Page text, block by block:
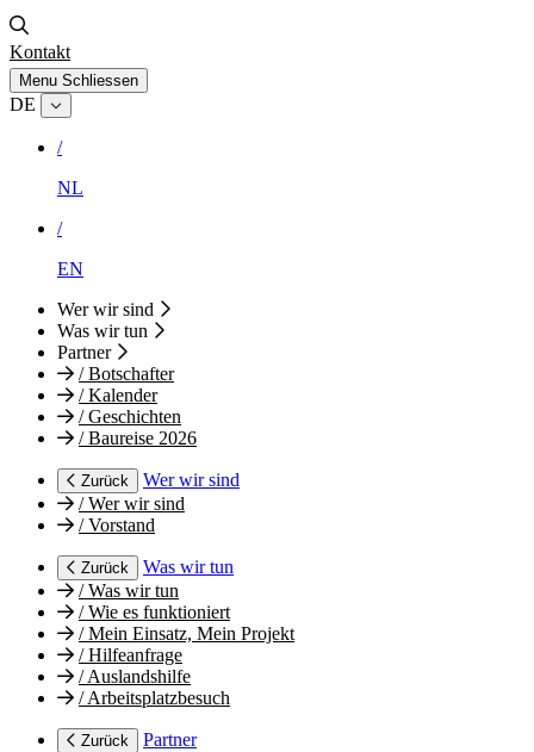
Kontakt
Menu Schliessen
DE
/
NL
/
EN
Wer wir sind
Was wir tun
Partner
/Botschafter
/Kalender
/Geschichten
/Baureise 2026
Zurück
Wer wir sind
/Wer wir sind
/Vorstand
Zurück
Was wir tun
/Was wir tun
/Wie es funktioniert
/Mein Einsatz, Mein Projekt
/Hilfeanfrage
/Auslandshilfe
/Arbeitsplatzbesuch
Zurück
Partner